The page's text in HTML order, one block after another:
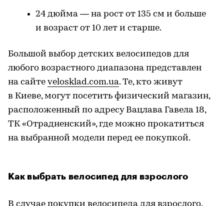
24 дюйма — на рост от 135 см и больше
и возраст от 10 лет и старше.
Большой выбор детских велосипедов для
любого возрастного диапазона представлен
на сайте velosklad.com.ua. Те, кто живут
в Киеве, могут посетить физический магазин,
расположенный по адресу Вацлава Гавела 18,
ТК «Отрадненский», где можно прокатиться
на выбранной модели перед ее покупкой.
Как выбрать велосипед для взрослого